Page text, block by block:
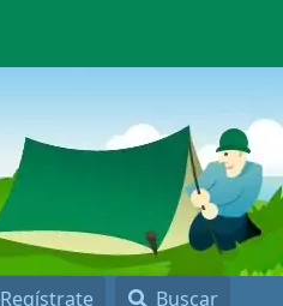
Regístrate Buscar